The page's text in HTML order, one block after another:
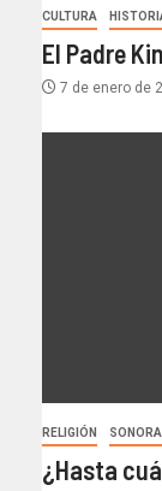
CULTURA
El Padre
7 de enero de
RELIGIÓN SONORA
¿Hasta